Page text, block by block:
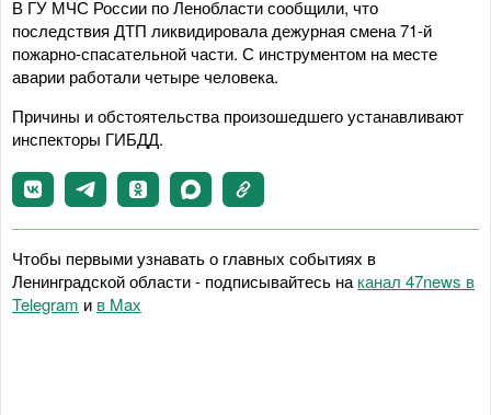
В ГУ МЧС России по Ленобласти сообщили, что
последствия ДТП ликвидировала дежурная смена 71-й
пожарно-спасательной части. С инструментом на месте
аварии работали четыре человека.
Причины и обстоятельства произошедшего устанавливают
инспекторы ГИБДД.
Чтобы первыми узнавать о главных событиях в
Ленинградской области - подписывайтесь на канал 47news в
Telegram и в Maх